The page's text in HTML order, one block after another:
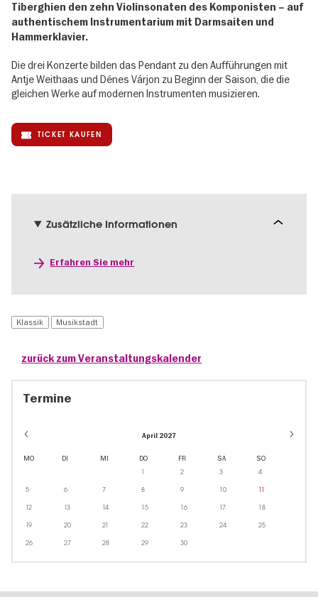
Tiberghien den zehn Violinsonaten des Komponisten – auf
authentischem Instrumentarium mit Darmsaiten und
Hammerklavier.
Die drei Konzerte bilden das Pendant zu den Aufführungen mit
Antje Weithaas und Dénes Várjon zu Beginn der Saison, die die
gleichen Werke auf modernen Instrumenten musizieren.
TICKET KAUFEN
Zusätzliche Informationen
Erfahren Sie mehr
Klassik Musikstadt
zurück zum Veranstaltungskalender
Termine
April 2027
MO DI MI DO FR SA SO
1 2 3 4
5 6 7 8 9 10 11
12 13 14 15 16 17 18
19 20 21 22 23 24 25
26 27 28 29 30